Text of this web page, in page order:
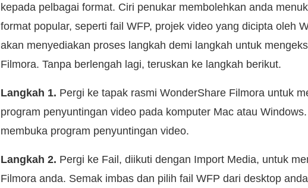
kepada pelbagai format. Ciri penukar membolehkan anda
format popular, seperti fail WFP, projek video yang dicipta oleh
akan menyediakan proses langkah demi langkah untuk
Filmora. Tanpa berlengah lagi, teruskan ke langkah berikut.
Langkah 1. Pergi ke tapak rasmi WonderShare Filmora untuk
program penyuntingan video pada komputer Mac atau
membuka program penyuntingan video.
Langkah 2. Pergi ke Fail, diikuti dengan Import Media, untuk
Filmora anda. Semak imbas dan pilih fail WFP dari desktop